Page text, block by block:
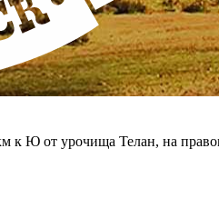
к Ю от урочища Телан, на